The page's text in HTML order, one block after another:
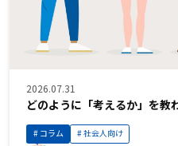
2026.07.31
どのように「考えるか」を教
コラム 社会人向け